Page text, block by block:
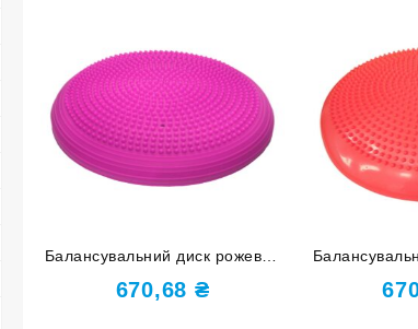
Балансувальний диск рожевий
YJ-O-M-rose red
670,68 ₴